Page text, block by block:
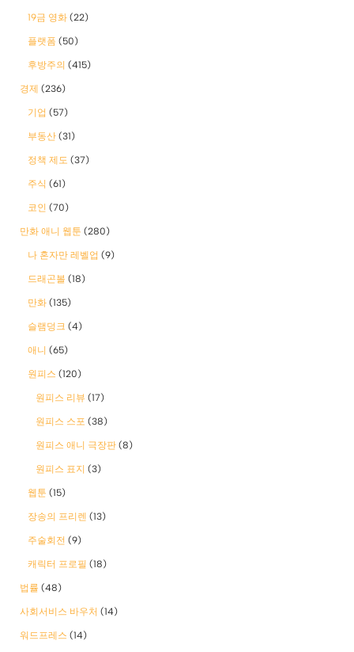
19금 영화 (22)
플랫폼 (50)
후방주의 (415)
경제 (236)
기업 (57)
부동산 (31)
정책 제도 (37)
주식 (61)
코인 (70)
만화 애니 웹툰 (280)
나 혼자만 레벨업 (9)
드래곤볼 (18)
만화 (135)
슬램덩크 (4)
애니 (65)
원피스 (120)
원피스 리뷰 (17)
원피스 스포 (38)
원피스 애니 극장판 (8)
원피스 표지 (3)
웹툰 (15)
장송의 프리렌 (13)
주술회전 (9)
캐릭터 프로필 (18)
법률 (48)
사회서비스 바우처 (14)
워드프레스 (14)